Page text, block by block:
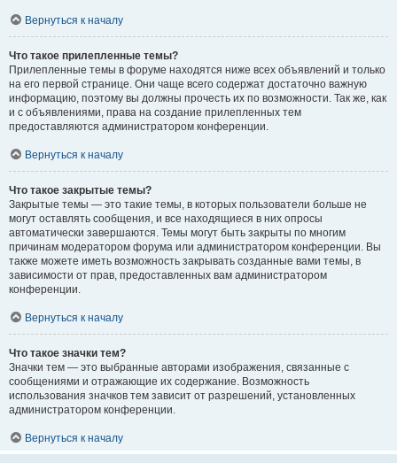
Вернуться к началу
Что такое прилепленные темы?
Прилепленные темы в форуме находятся ниже всех объявлений и только
на его первой странице. Они чаще всего содержат достаточно важную
информацию, поэтому вы должны прочесть их по возможности. Так же, как
и с объявлениями, права на создание прилепленных тем
предоставляются администратором конференции.
Вернуться к началу
Что такое закрытые темы?
Закрытые темы — это такие темы, в которых пользователи больше не
могут оставлять сообщения, и все находящиеся в них опросы
автоматически завершаются. Темы могут быть закрыты по многим
причинам модератором форума или администратором конференции. Вы
также можете иметь возможность закрывать созданные вами темы, в
зависимости от прав, предоставленных вам администратором
конференции.
Вернуться к началу
Что такое значки тем?
Значки тем — это выбранные авторами изображения, связанные с
сообщениями и отражающие их содержание. Возможность
использования значков тем зависит от разрешений, установленных
администратором конференции.
Вернуться к началу